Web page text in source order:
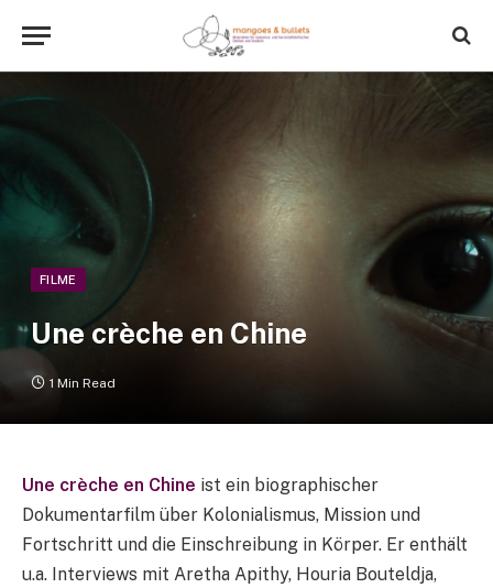
FILME
Une crèche en Chine
1 Min Read
Une crèche en Chine ist ein biographischer
Dokumentarfilm über Kolonialismus, Mission und
Fortschritt und die Einschreibung in Körper. Er enthält
u.a. Interviews mit Aretha Apithy, Houria Bouteldja,